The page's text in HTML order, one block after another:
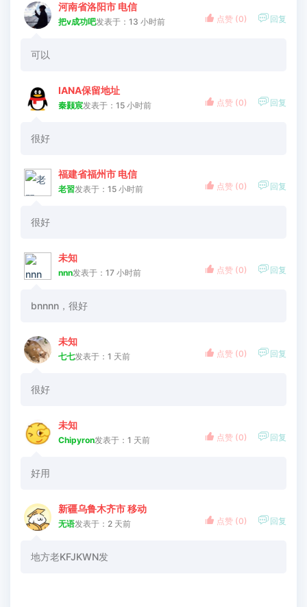
河南省洛阳市 电信
把v成功吧发表于：13 小时前
可以
 点赞 (0)  回复
IANA保留地址
秦颢宸发表于：15 小时前
很好
 点赞 (0)  回复
福建省福州市 电信
老習发表于：15 小时前
很好
 点赞 (0)  回复
未知
nnn发表于：17 小时前
bnnnn，很好
 点赞 (0)  回复
未知
七七发表于：1 天前
很好
 点赞 (0)  回复
未知
Chipyron发表于：1 天前
好用
 点赞 (0)  回复
新疆乌鲁木齐市 移动
无语发表于：2 天前
地方老KFJKWN发
 点赞 (0)  回复